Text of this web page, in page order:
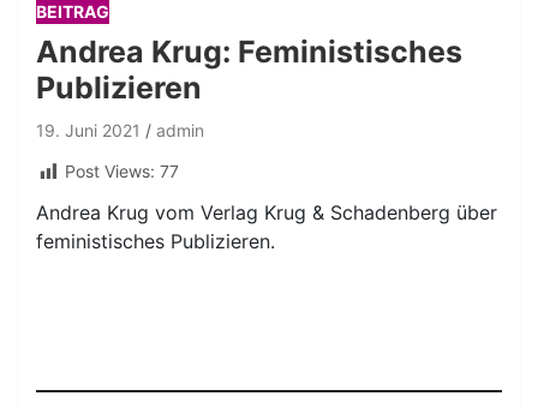
BEITRAG
Andrea Krug: Feministisches
Publizieren
19. Juni 2021
admin
Post Views: 77
Andrea Krug vom Verlag Krug & Schadenberg über
feministisches Publizieren.